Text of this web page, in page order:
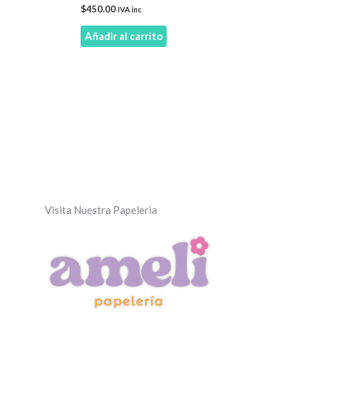
$450.00 IVA inc
Añadir al carrito
Visita Nuestra Papeleria